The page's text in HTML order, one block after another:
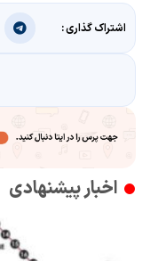
اشتراک گذاری :
اخبار پیشنهادی